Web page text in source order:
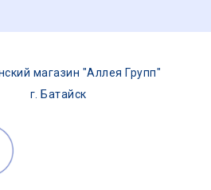
магазин "Аллея Групп"
г. Батайск